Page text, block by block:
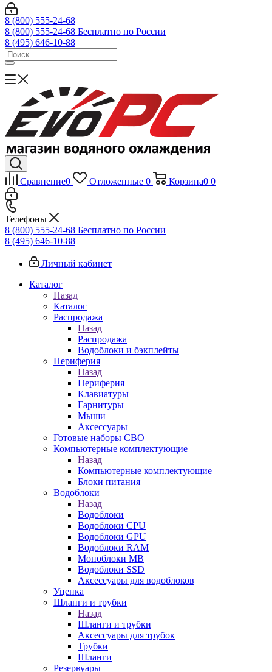
8 (800) 555-24-68
8 (800) 555-24-68 Бесплатно по России
8 (495) 646-10-88
Сравнение0 Отложенные 0 Корзина0 0
Телефоны
8 (800) 555-24-68 Бесплатно по России
8 (495) 646-10-88
Личный кабинет
Каталог
Назад
Каталог
Распродажа
Назад
Распродажа
Водоблоки и бэкплейты
Периферия
Назад
Периферия
Клавиатуры
Гарнитуры
Мыши
Аксессуары
Готовые наборы СВО
Компьютерные комплектующие
Назад
Компьютерные комплектующие
Блоки питания
Водоблоки
Назад
Водоблоки
Водоблоки CPU
Водоблоки GPU
Водоблоки RAM
Моноблоки MB
Водоблоки SSD
Аксессуары для водоблоков
Уценка
Шланги и трубки
Назад
Шланги и трубки
Аксессуары для трубок
Трубки
Шланги
Резервуары